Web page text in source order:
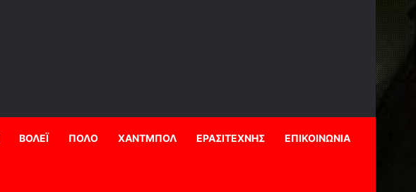
ΒΟΛΕΪ ΠΟΛΟ ΧΑΝΤΜΠΟΛ ΕΡΑΣΙΤΕΧΝΗΣ ΕΠΙΚΟΙΝΩΝΙΑ